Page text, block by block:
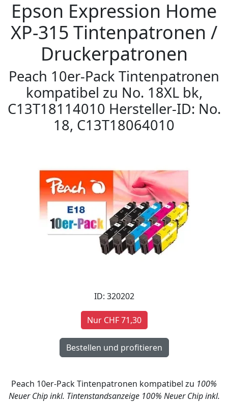
Epson Expression Home
XP-315 Tintenpatronen /
Druckerpatronen
Peach 10er-Pack Tintenpatronen
kompatibel zu No. 18XL bk,
C13T18114010 Hersteller-ID: No.
18, C13T18064010
ID: 320202
Nur CHF 71,30
Peach 10er-Pack Tintenpatronen kompatibel zu 100%
Neuer Chip inkl. Tintenstandsanzeige 100% Neuer Chip inkl.